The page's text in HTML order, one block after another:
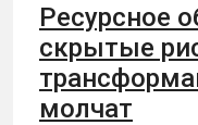
Ресурсное
скрытые
молчат